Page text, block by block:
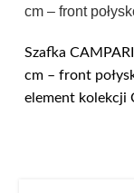
cm – front
Szafka
cm – front
element kolekcji